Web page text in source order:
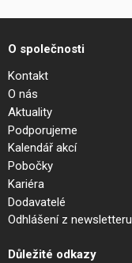
O společnosti
Kontakt
O nás
Aktuality
Podporujeme
Kalendář akcí
Pobočky
Kariéra
Dodavatelé
Odhlášení z newsletteru
Důležité odkazy